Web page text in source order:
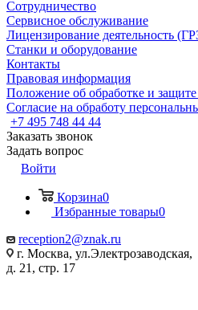
Сотрудничество
Сервисное обслуживание
Лицензирование деятельность
Станки и оборудование
Контакты
Правовая информация
Положение об обработке и
Согласие на обработу
+7 495 748 44 44
Заказать звонок
Задать вопрос
Войти
Корзина0
Избранные товары0
reception2@znak.ru
г. Москва, ул.Электрозаводская,
д. 21, стр. 17